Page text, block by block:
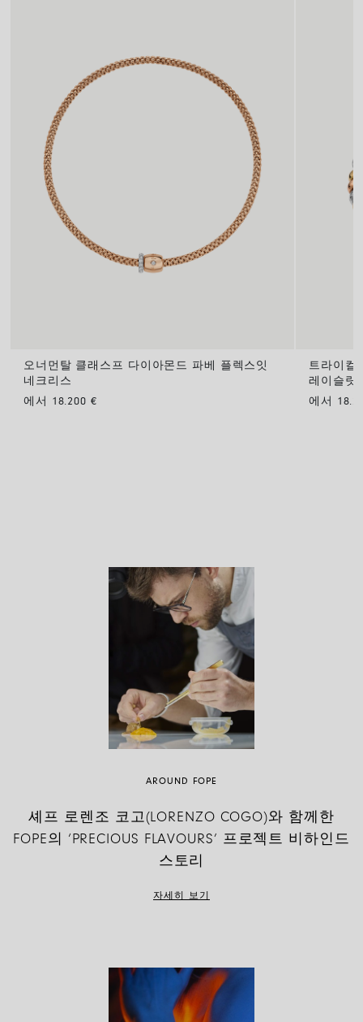
오너먼탈 클래스프 다이아몬드 파베 플렉스잇
네크리스
에서 18.200 €
트라이컬
레이슬릿
에서
AROUND FOPE
셰프 로렌조 코고(LORENZO COGO)와 함께한
FOPE의 ‘PRECIOUS FLAVOURS’ 프로젝트 비하인드
스토리
자세히 보기